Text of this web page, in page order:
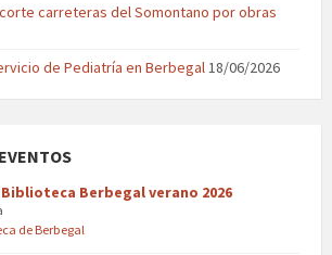
corte carreteras del Somontano por obras
de Pediatría en Berbegal18/06/2026
Berbegal verano 2026
de Berbegal